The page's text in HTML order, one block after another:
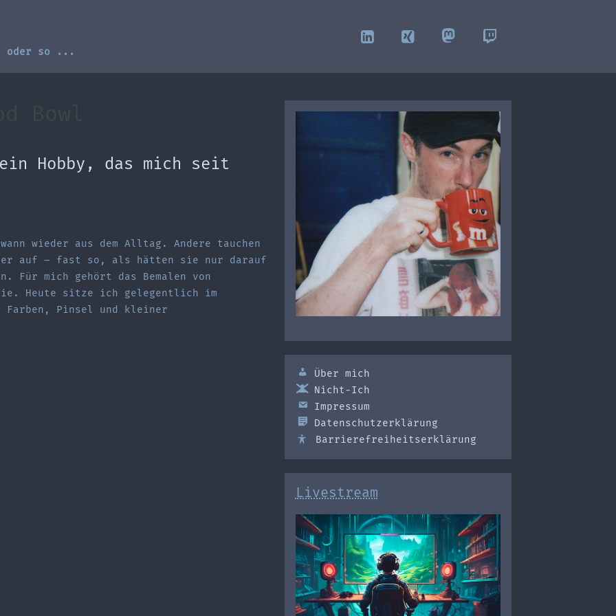
oder so ...
Hobby, das mich seit
wieder aus dem Alltag. Andere tauchen
auf – fast so, als hätten sie nur darauf
Für mich gehört das Bemalen von
Heute sitze ich gelegentlich im
Farben, Pinsel und kleiner
Über mich
Nicht-Ich
Impressum
Datenschutzerklärung
Barrierefreiheitserklärung
Livestream